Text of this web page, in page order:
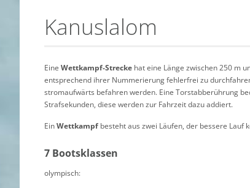
Kanuslalom
Eine Wettkampf-Strecke hat eine Länge zwischen 250 m
entsprechend ihrer Nummerierung fehlerfrei zu
stromaufwärts befahren werden. Eine Torstabberührung
Strafsekunden, diese werden zur Fahrzeit dazu addiert.
EinWettkampf besteht aus zwei Läufen, der bessere Lauf
7 Bootsklassen
olympisch: